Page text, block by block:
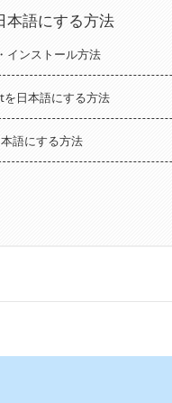
本語にする方法
インストール方法
日本語にする方法
語にする方法